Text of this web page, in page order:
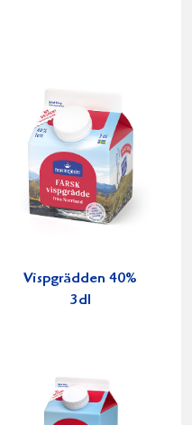
Vispgrädden 40%
3dl